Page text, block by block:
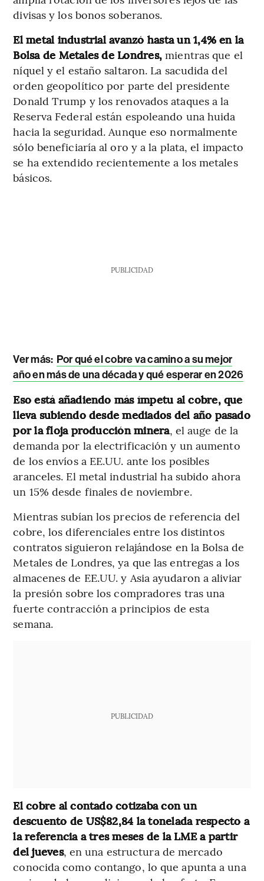
divisas y los bonos soberanos.
El metal industrial avanzó hasta un 1,4% en la
Bolsa de Metales de Londres, mientras que el
níquel y el estaño saltaron. La sacudida del
orden geopolítico por parte del presidente
Donald Trump y los renovados ataques a la
Reserva Federal están espoleando una huida
hacia la seguridad. Aunque eso normalmente
sólo beneficiaría al oro y a la plata, el impacto
se ha extendido recientemente a los metales
básicos.
PUBLICIDAD
Ver más: Por qué el cobre va camino a su mejor
año en más de una década y qué esperar en 2026
Eso está añadiendo más ímpetu al cobre, que
lleva subiendo desde mediados del año pasado
por la floja producción minera, el auge de la
demanda por la electrificación y un aumento
de los envíos a EE.UU. ante los posibles
aranceles. El metal industrial ha subido ahora
un 15% desde finales de noviembre.
Mientras subían los precios de referencia del
cobre, los diferenciales entre los distintos
contratos siguieron relajándose en la Bolsa de
Metales de Londres, ya que las entregas a los
almacenes de EE.UU. y Asia ayudaron a aliviar
la presión sobre los compradores tras una
fuerte contracción a principios de esta
semana.
PUBLICIDAD
El cobre al contado cotizaba con un
descuento de US$82,84 la tonelada respecto a
la referencia a tres meses de la LME a partir
del jueves, en una estructura de mercado
conocida como contango, lo que apunta a una